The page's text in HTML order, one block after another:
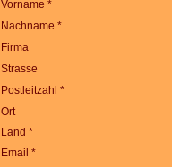
Vorname *
Nachname *
Firma
Strasse
Postleitzahl *
Ort
Land *
Email *